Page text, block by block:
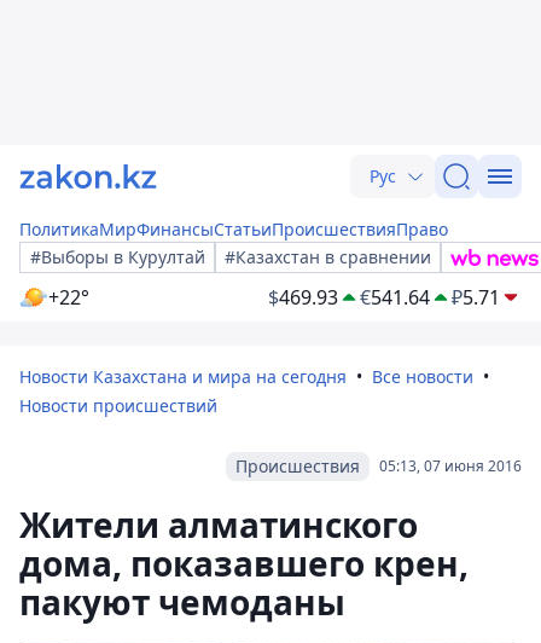
Рус
ПолитикаМирФинансыСтатьиПроисшествияПраво
#Выборы в Курултай
#Казахстан в сравнении
+22° $469.93 €541.64 ₽5.71
Новости Казахстана и мира на сегодня
Все новости
Новости происшествий
05:13, 07 июня 2016
Происшествия
Жители алматинского
дома, показавшего крен,
пакуют чемоданы